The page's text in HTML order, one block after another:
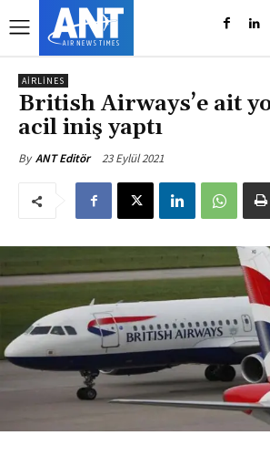
AIRLINES
British Airways’e ait
acil iniş yaptı
By ANT Editör 23 Eylül 2021